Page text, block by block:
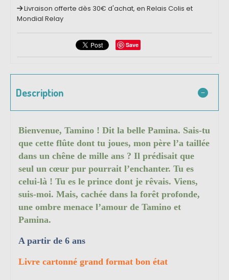
Livraison offerte dès 30€ d'achat, en Relais Colis et
Mondial Relay
Save
Description
Bienvenue, Tamino ! Dit la belle Pamina. Sais-tu
que cette flûte dont tu joues, mon père l’a taillée
dans un chêne de mille ans ? Il prédisait que
seul un cœur pur pourrait l’enchanter. Tu es
celui-là ! Tu es le prince dont je rêvais. Viens,
suis-moi. Mais, cachée dans la forêt profonde,
une ombre menace l’amour de Tamino et
Pamina.
A partir de 6 ans
Livre cartonné grand format bon état